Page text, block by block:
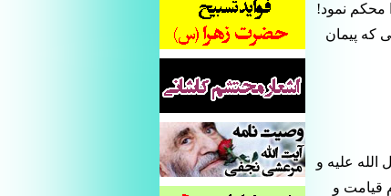
محکم نمود!
که پیمان
علیه و
قیامت و